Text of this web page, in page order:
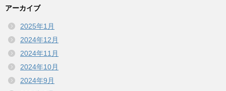
アーカイブ
2025年1月
2024年12月
2024年11月
2024年10月
2024年9月